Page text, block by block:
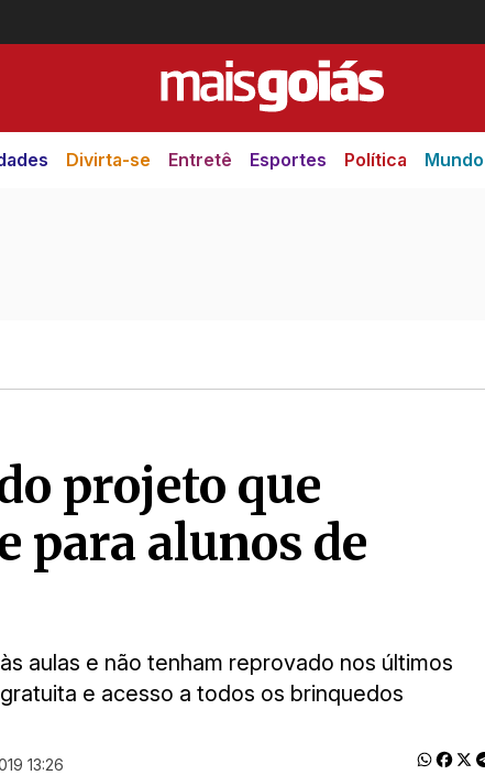
Divirta-se Entretê Esportes Política Mundo
projeto que
para alunos de
aulas e não tenham reprovado nos últimos
e acesso a todos os brinquedos
13:26